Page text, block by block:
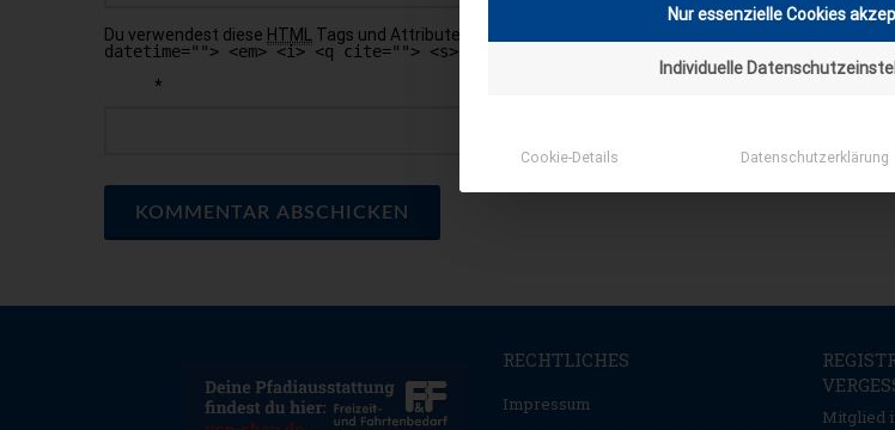
Du verwendest diese HTML Tags und Attribute:
<a href="" title=""> <abbr title="">
datetime=""> <em> <i> <q cite=""> <s> <strike> <strong>
*
RECHTLICHES
Impressum
Mitglied
Nur essenzielle Cookies
Individuelle
Cookie-Details Datenschutzerklärung